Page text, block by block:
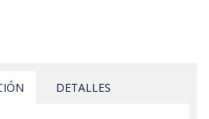
DETALLES